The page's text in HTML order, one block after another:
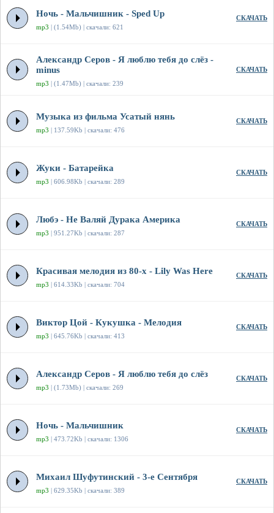
Ночь - Мальчишник - Sped Up
mp3 | (1.54Mb) | скачали: 621
СКАЧАТЬ
Александр Серов - Я люблю тебя до слёз -
minus
mp3 | (1.47Mb) | скачали: 239
СКАЧАТЬ
Музыка из фильма Усатый нянь
mp3 | 137.59Kb | скачали: 476
СКАЧАТЬ
Жуки - Батарейка
mp3 | 606.98Kb | скачали: 289
СКАЧАТЬ
Любэ - Не Валяй Дурака Америка
mp3 | 951.27Kb | скачали: 287
СКАЧАТЬ
Красивая мелодия из 80-х - Lily Was Here
mp3 | 614.33Kb | скачали: 704
СКАЧАТЬ
Виктор Цой - Кукушка - Мелодия
mp3 | 645.76Kb | скачали: 413
СКАЧАТЬ
Александр Серов - Я люблю тебя до слёз
mp3 | (1.73Mb) | скачали: 269
СКАЧАТЬ
Ночь - Мальчишник
mp3 | 473.72Kb | скачали: 1306
СКАЧАТЬ
Михаил Шуфутинский - 3-е Сентября
mp3 | 629.35Kb | скачали: 389
СКАЧАТЬ